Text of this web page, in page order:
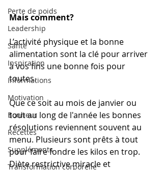
Perte de poids
Leadership
Santé
Inspiration
Informations
Motivation
Bonheur
Recettes
Suppléments
Transformation corporelle
Mais comment?
L’activité physique et la bonne
alimentation sont la clé pour arriver
à vos fins une bonne fois pour
toutes.
Que ce soit au mois de janvier ou
tout au long de l'année les bonnes
résolutions reviennent souvent au
menu. Plusieurs sont prêts à tout
pour faire fondre les kilos en trop.
Diète restrictive miracle et